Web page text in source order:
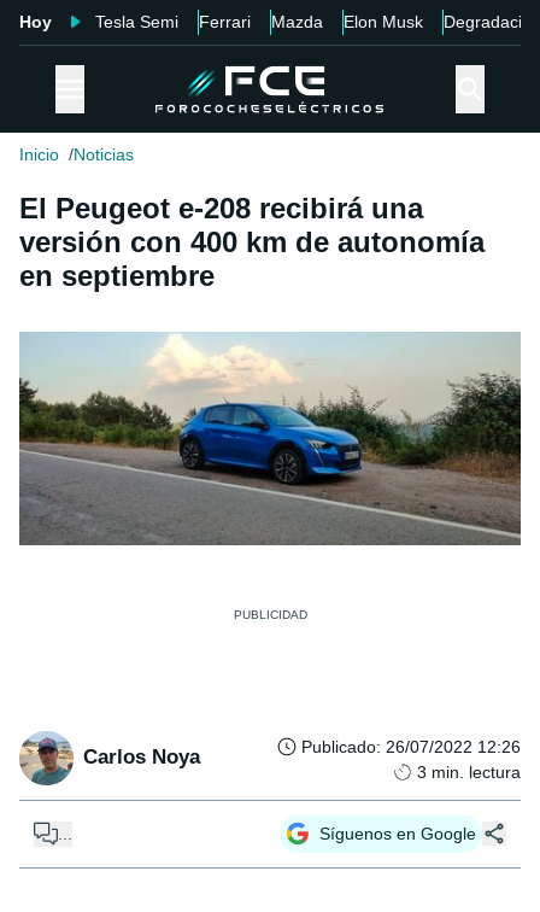
Hoy Tesla Semi Ferrari Mazda Elon Musk Degradación
Inicio Noticias
El Peugeot e-208 recibirá una
versión con 400 km de autonomía
en septiembre
Carlos Noya Publicado: 26/07/2022 12:26
3 min. lectura
Síguenos en Google